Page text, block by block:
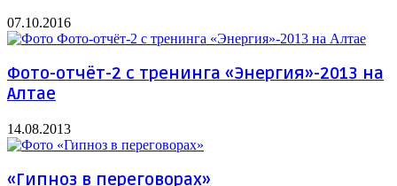
07.10.2016
Фото-отчёт-2 с тренинга «Энергия»-2013 на
Алтае
14.08.2013
«Гипноз в переговорах»